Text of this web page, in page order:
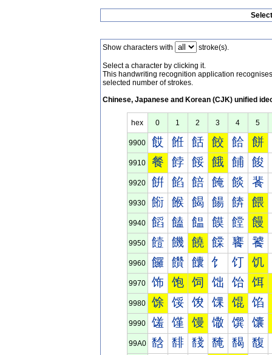
Show characters with stroke(s).
Select a character by clicking it.
This handwriting recognition application
selected number of strokes.
Chinese, Japanese and Korean (CJK) unified
hex 0 1 2 3 4 5
9900 餀 餁 餂 餃 餄 餅
9910 餐 餑 餒 餓 餔 餕
9920 餠 餡 餢 餣 餤 餥
9930 餰 餱 餲 餳 餴 餵
9940 饀 饁 饂 饃 饄 饅
9950 饐 饑 饒 饓 饔 饕
9960 饠 饡 饢 饣 饤 饥
9970 饰 饱 饲 饳 饴 饵
9980 馀 馁 馂 馃 馄 馅
9990 馐 馑 馒 馓 馔 馕
99A0 馠 馡 馢 馣 馤 馥